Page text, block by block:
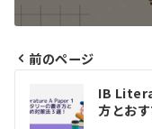
稿
前のページ
IB
方とお